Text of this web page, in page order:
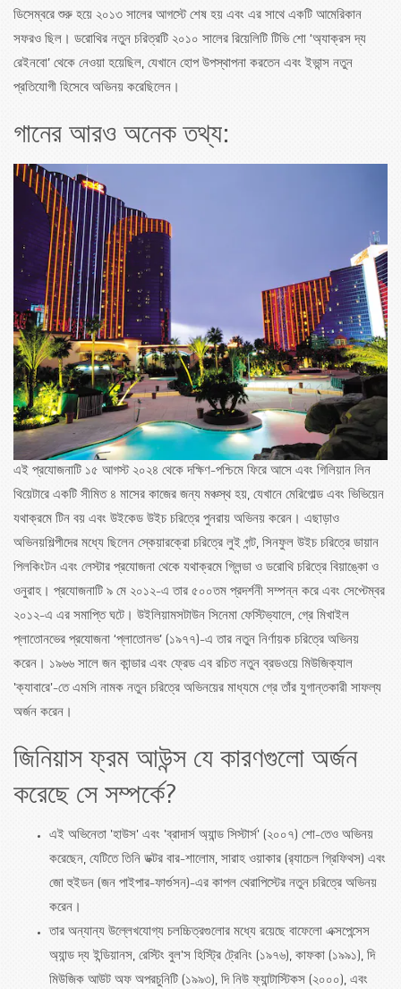
ডিসেম্বরে শুরু হয়ে ২০১৩ সালের আগস্টে শেষ হয় এবং এর সাথে একটি আমেরিকান
সফরও ছিল। ডরোথির নতুন চরিত্রটি ২০১০ সালের রিয়েলিটি টিভি শো ‘অ্যাক্রস দ্য
রেইনবো’ থেকে নেওয়া হয়েছিল, যেখানে হোপ উপস্থাপনা করতেন এবং ইভান্স নতুন
প্রতিযোগী হিসেবে অভিনয় করেছিলেন।
গানের আরও অনেক তথ্য:
এই প্রযোজনাটি ১৫ আগস্ট ২০২৪ থেকে দক্ষিণ-পশ্চিমে ফিরে আসে এবং গিলিয়ান লিন
থিয়েটারে একটি সীমিত ৪ মাসের কাজের জন্য মঞ্চস্থ হয়, যেখানে মেরিগোল্ড এবং ভিভিয়েন
যথাক্রমে টিন বয় এবং উইকেড উইচ চরিত্রে পুনরায় অভিনয় করেন। এছাড়াও
অভিনয়শিল্পীদের মধ্যে ছিলেন স্কেয়ারক্রো চরিত্রে লুই গন্ট, সিনফুল উইচ চরিত্রে ডায়ান
পিলকিংটন এবং লেস্টার প্রযোজনা থেকে যথাক্রমে গ্লিন্ডা ও ডরোথি চরিত্রে বিয়াঙ্কো ও
ওনুরাহ। প্রযোজনাটি ৯ মে ২০১২-এ তার ৫০০তম প্রদর্শনী সম্পন্ন করে এবং সেপ্টেম্বর
২০১২-এ এর সমাপ্তি ঘটে। উইলিয়ামসটাউন সিনেমা ফেস্টিভ্যালে, গ্রে মিখাইল
প্লাতোনভের প্রযোজনা ‘প্লাতোনভ’ (১৯৭৭)-এ তার নতুন নির্ণায়ক চরিত্রে অভিনয়
করেন। ১৯৬৬ সালে জন কান্ডার এবং ফ্রেড এব রচিত নতুন ব্রডওয়ে মিউজিক্যাল
'ক্যাবারে'-তে এমসি নামক নতুন চরিত্রে অভিনয়ের মাধ্যমে গ্রে তাঁর যুগান্তকারী সাফল্য
অর্জন করেন।
জিনিয়াস ফ্রম আউন্স যে কারণগুলো অর্জন
করেছে সে সম্পর্কে?
এই অভিনেতা 'হাউস' এবং 'ব্রাদার্স অ্যান্ড সিস্টার্স' (২০০৭) শো-তেও অভিনয়
করেছেন, যেটিতে তিনি ডক্টর বার-শালোম, সারাহ ওয়াকার (র‍্যাচেল গ্রিফিথস) এবং
জো হুইডন (জন পাইপার-ফার্গুসন)-এর কাপল থেরাপিস্টের নতুন চরিত্রে অভিনয়
করেন।
তার অন্যান্য উল্লেখযোগ্য চলচ্চিত্রগুলোর মধ্যে রয়েছে বাফেলো এক্সপেন্সেস
অ্যান্ড দ্য ইন্ডিয়ানস, রেস্টিং বুল'স হিস্ট্রি ট্রেনিং (১৯৭৬), কাফকা (১৯৯১), দি
মিউজিক আউট অফ অপরচুনিটি (১৯৯৩), দি নিউ ফ্যান্টাস্টিকস (২০০০), এবং